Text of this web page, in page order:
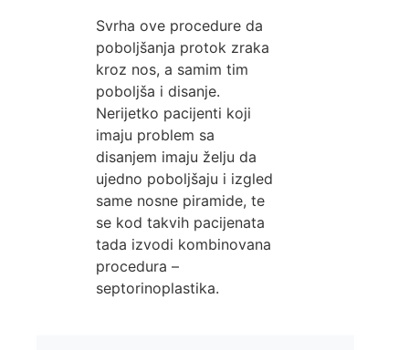
Svrha ove procedure da
poboljšanja protok zraka
kroz nos, a samim tim
poboljša i disanje.
Nerijetko pacijenti koji
imaju problem sa
disanjem imaju želju da
ujedno poboljšaju i izgled
same nosne piramide, te
se kod takvih pacijenata
tada izvodi kombinovana
procedura –
septorinoplastika.